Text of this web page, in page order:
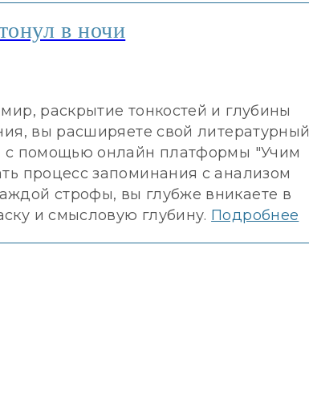
в ночи
раскрытие тонкостей и глубины
вы расширяете свой литературный
с помощью онлайн платформы "Учим
процесс запоминания с анализом
строфы, вы глубже вникаете в
и смысловую глубину. Подробнее